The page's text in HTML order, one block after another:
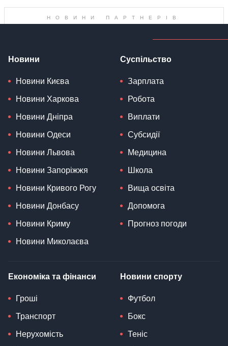
Новини
Новини Києва
Новини Харкова
Новини Дніпра
Новини Одеси
Новини Львова
Новини Запоріжжя
Новини Кривого Рогу
Новини Донбасу
Новини Криму
Новини Миколаєва
Суспільство
Зарплата
Робота
Виплати
Субсидії
Медицина
Школа
Вища освіта
Допомога
Прогноз погоди
Економіка та фінанси
Гроші
Транспорт
Нерухомість
Новини спорту
Футбол
Бокс
Теніс